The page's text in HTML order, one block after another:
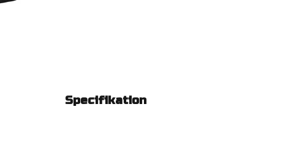
Specifikation